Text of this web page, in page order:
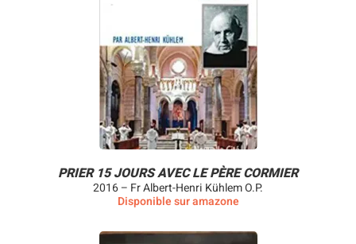
PRIER 15 JOURS AVEC LE PÈRE CORMIER
2016 – Fr Albert-Henri Kühlem O.P.
Disponible sur amazone